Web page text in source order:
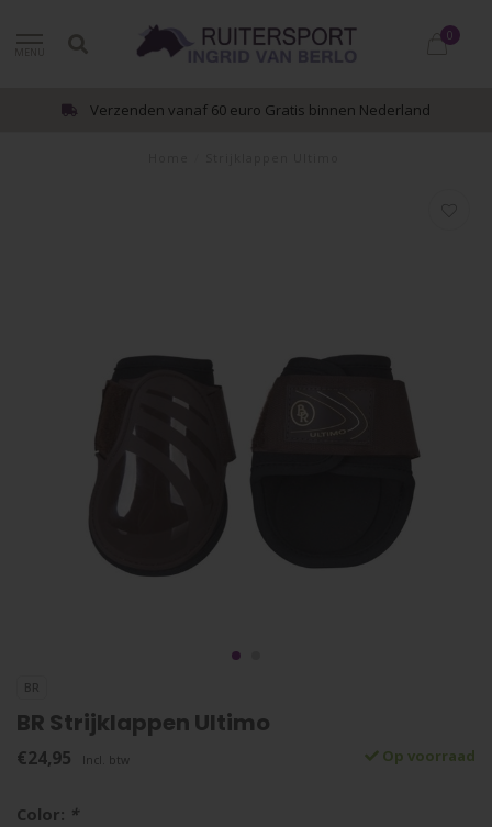
0
Verzenden vanaf 60 euro Gratis binnen Nederland
BR
BR Strijklappen Ultimo
€24,95 Incl. btw Op voorraad
Color: *